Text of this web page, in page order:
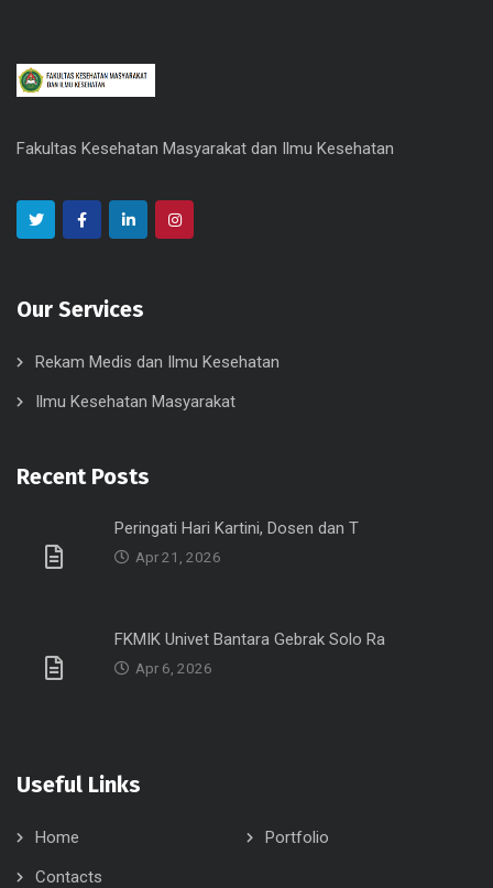
Fakultas Kesehatan Masyarakat dan Ilmu Kesehatan
Our Services
Rekam Medis dan Ilmu Kesehatan
Ilmu Kesehatan Masyarakat
Recent Posts
Peringati Hari Kartini, Dosen dan T
Apr 21, 2026
FKMIK Univet Bantara Gebrak Solo Ra
Apr 6, 2026
Useful Links
Home
Portfolio
Contacts